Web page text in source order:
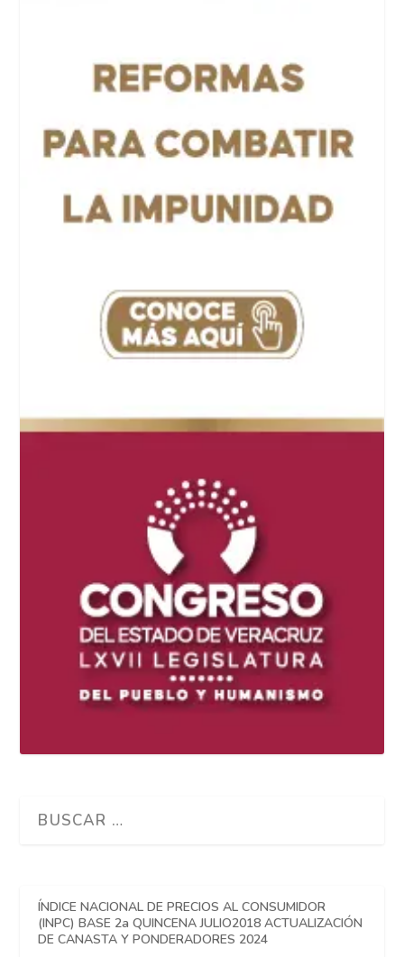
ÍNDICE NACIONAL DE PRECIOS AL CONSUMIDOR
(INPC) BASE 2a QUINCENA JULIO2018 ACTUALIZACIÓN
DE CANASTA Y PONDERADORES 2024